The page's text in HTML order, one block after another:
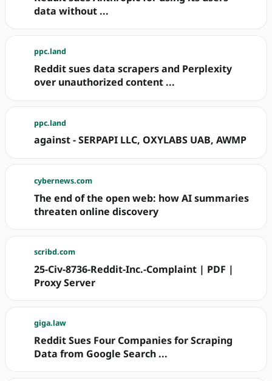
data without ...
ppc.land
Reddit sues data scrapers and Perplexity
over unauthorized content ...
ppc.land
against - SERPAPI LLC, OXYLABS UAB, AWMP
cybernews.com
The end of the open web: how AI summaries
threaten online discovery
scribd.com
25-Civ-8736-Reddit-Inc.-Complaint | PDF |
Proxy Server
giga.law
Reddit Sues Four Companies for Scraping
Data from Google Search ...